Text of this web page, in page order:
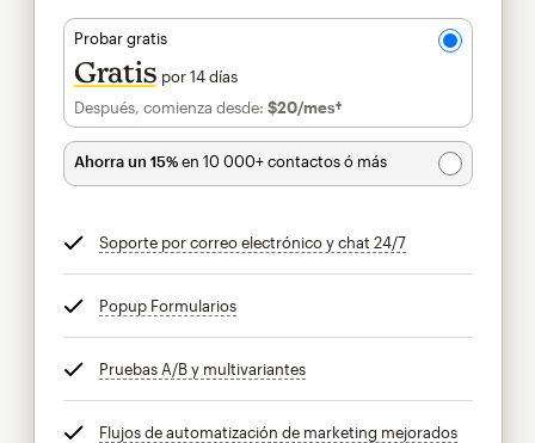
Probar gratis
Gratis por 14 días
Después, comienza desde: $20/mes†al mes†
Ahorra un 15%en 10 000+ contactos ó más
Soporte por correo electrónico y chat 24/7info
Popup Formulariosinfo
Pruebas A/B y multivariantesinfo
Flujos de automatización de marketing mejoradosinfo